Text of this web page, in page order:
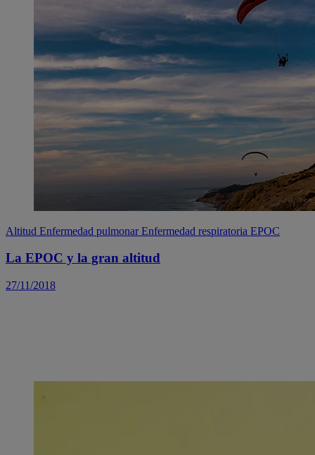
Altitud Enfermedad pulmonar Enfermedad respiratoria EPOC
La EPOC y la gran altitud
27/11/2018